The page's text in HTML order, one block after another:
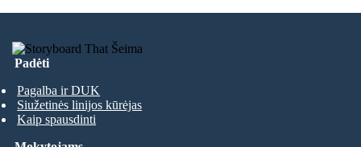
Padėti
Pagalba ir DUK
Siužetinės linijos kūrėjas
Kaip spausdinti